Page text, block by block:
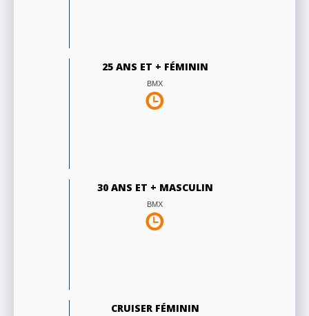
25 ANS ET + FÉMININ
BMX
30 ANS ET + MASCULIN
BMX
CRUISER FÉMININ